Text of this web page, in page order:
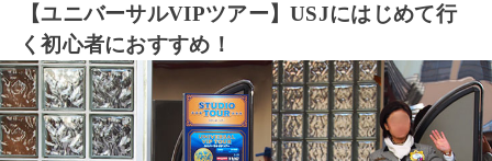
【ユニバーサルVIPツアー】USJにはじめて行
く初心者におすすめ！